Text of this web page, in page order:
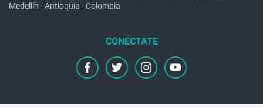
Medellín - Antioquia - Colombia